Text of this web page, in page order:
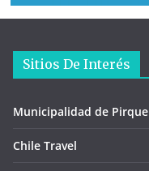
Sitios De Interés
Municipalidad de Pirque
Chile Travel